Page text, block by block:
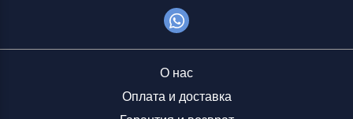
О нас
Оплата и доставка